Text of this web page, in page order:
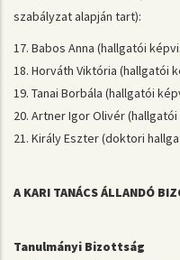
szabályzat alapján tart):
17. Babos Anna (hallgatói
18. Horváth Viktória (hallgatói
19. Tanai Borbála (hallgatói
20. Artner Igor Olivér
21. Király Eszter (doktori
A KARI TANÁCS ÁLLANDÓ
Tanulmányi Bizottság